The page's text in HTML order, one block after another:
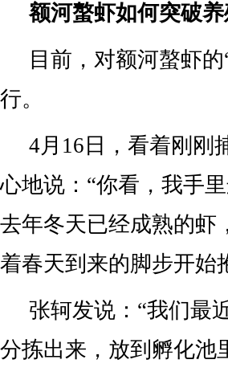
额河螯虾如何突破
目前，对额河螯虾
行。
4月16日，看着刚刚
心地说：“你看，我手
去年冬天已经成熟的虾
着春天到来的脚步开始
张轲发说：“我们最
分拣出来，放到孵化池